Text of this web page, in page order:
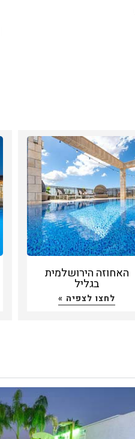
האחוזה הירושלמית
בגליל
לחצו לצפיה »